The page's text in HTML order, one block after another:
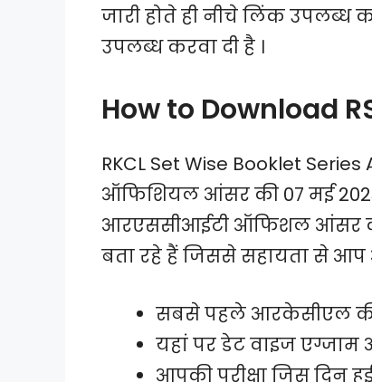
जारी होते ही नीचे लिंक उपलब्ध
उपलब्ध करवा दी है ।
How to Download
RKCL Set Wise Booklet
ऑफिशियल आंसर की 07 मई
आरएससीआईटी ऑफिशल आंसर
बता रहे हैं जिससे सहायता से
सबसे पहले आरकेसीएल
यहां पर डेट वाइज
आपकी परीक्षा जिस